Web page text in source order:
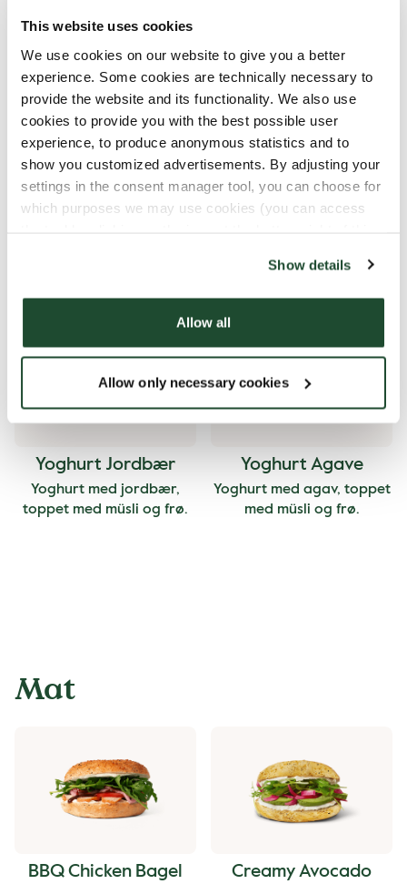
This website uses cookies
We use cookies on our website to give you a better
experience. Some cookies are technically necessary to
provide the website and its functionality. We also use
cookies to provide you with the best possible user
experience, to produce anonymous statistics and to
show you customized advertisements. By adjusting your
settings in the consent manager tool, you can choose for
which purposes we may use cookies (you can access
Show details
Allow all
Allow only necessary cookies
Surdeigsrundstykke
Ost & Kalkunskinke
Surdeigsrundstykke
Tomat & Avokado
pålegg og salat.
Yoghurt Jordbær
Yoghurt med jordbær,
toppet med müsli og frø.
Yoghurt Agave
Yoghurt med agav, toppet
med müsli og frø.
Mat
BBQ Chicken Bagel
Creamy Avocado